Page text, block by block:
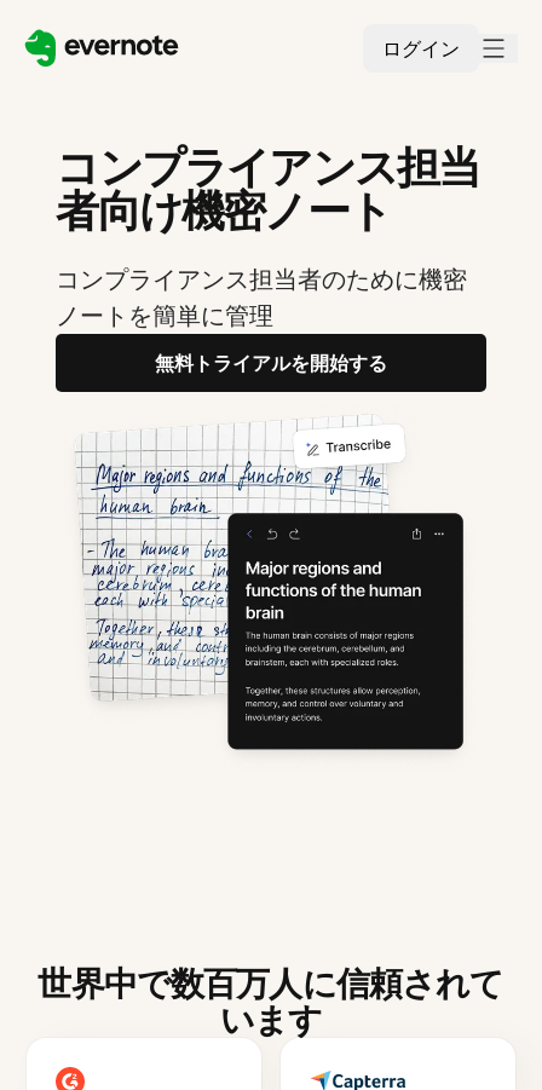
ログイン
コンプライアンス担当
者向け機密ノート
コンプライアンス担当者のために機密
ノートを簡単に管理
無料トライアルを開始する
世界中で数百万人に信頼されて
います